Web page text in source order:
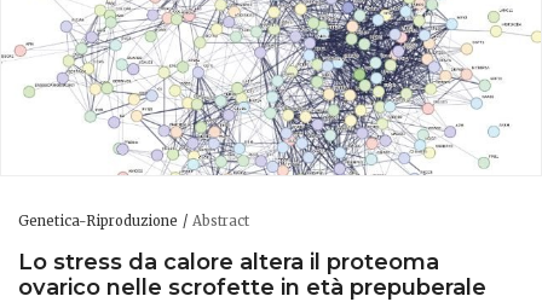
Genetica-Riproduzione Abstract
Lo stress da calore altera il proteoma
ovarico nelle scrofette in età prepuberale